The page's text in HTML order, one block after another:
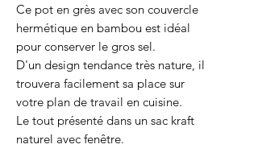
Ce pot en grès avec son couvercle
hermétique en bambou est idéal
pour conserver le gros sel.
D'un design tendance très nature, il
trouvera facilement sa place sur
votre plan de travail en cuisine.
Le tout présenté dans un sac kraft
naturel avec fenêtre.